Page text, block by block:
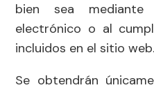
bien sea
electrónico o al
incluidos en el sitio web.
Se obtendrán